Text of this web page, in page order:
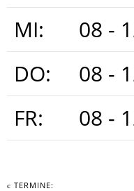
MI: 08 -
DO: 08 -
FR: 08 -
TERMINE: